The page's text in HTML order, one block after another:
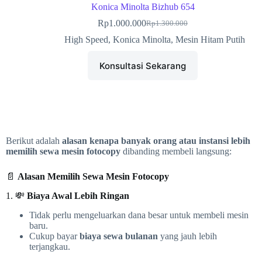
Konica Minolta Bizhub 654
Rp1.300.000
Rp1.000.000
High Speed, Konica Minolta, Mesin Hitam Putih
Konsultasi Sekarang
Berikut adalah alasan kenapa banyak orang atau instansi lebih
memilih sewa mesin fotocopy dibanding membeli langsung:
📄 Alasan Memilih Sewa Mesin Fotocopy
1. 💸 Biaya Awal Lebih Ringan
Tidak perlu mengeluarkan dana besar untuk membeli mesin
baru.
Cukup bayarbiaya sewa bulanan yang jauh lebih
terjangkau.